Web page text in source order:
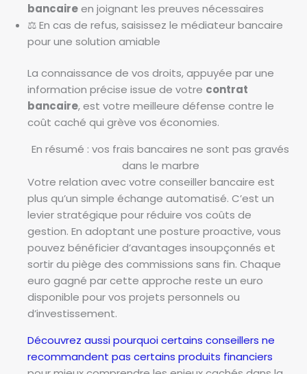
bancaireen joignant les preuves nécessaires
⚖️ En cas de refus, saisissez le médiateur bancaire
pour une solution amiable
La connaissance de vos droits, appuyée par une
information précise issue de votre contrat
bancaire, est votre meilleure défense contre le
coût caché qui grève vos économies.
En résumé : vos frais bancaires ne sont pas gravés
dans le marbre
Votre relation avec votre conseiller bancaire est
plus qu’un simple échange automatisé. C’est un
levier stratégique pour réduire vos coûts de
gestion. En adoptant une posture proactive, vous
pouvez bénéficier d’avantages insoupçonnés et
sortir du piège des commissions sans fin. Chaque
euro gagné par cette approche reste un euro
disponible pour vos projets personnels ou
d’investissement.
Découvrez aussi pourquoi certains conseillers ne
recommandent pas certains produits financiers